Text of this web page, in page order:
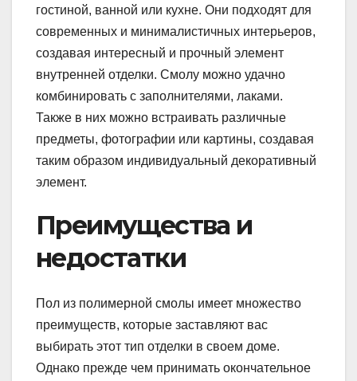
гостиной, ванной или кухне. Они подходят для
современных и минималистичных интерьеров,
создавая интересный и прочный элемент
внутренней отделки. Смолу можно удачно
комбинировать с заполнителями, лаками.
Также в них можно встраивать различные
предметы, фотографии или картины, создавая
таким образом индивидуальный декоративный
элемент.
Преимущества и
недостатки
Пол из полимерной смолы имеет множество
преимуществ, которые заставляют вас
выбирать этот тип отделки в своем доме.
Однако прежде чем принимать окончательное